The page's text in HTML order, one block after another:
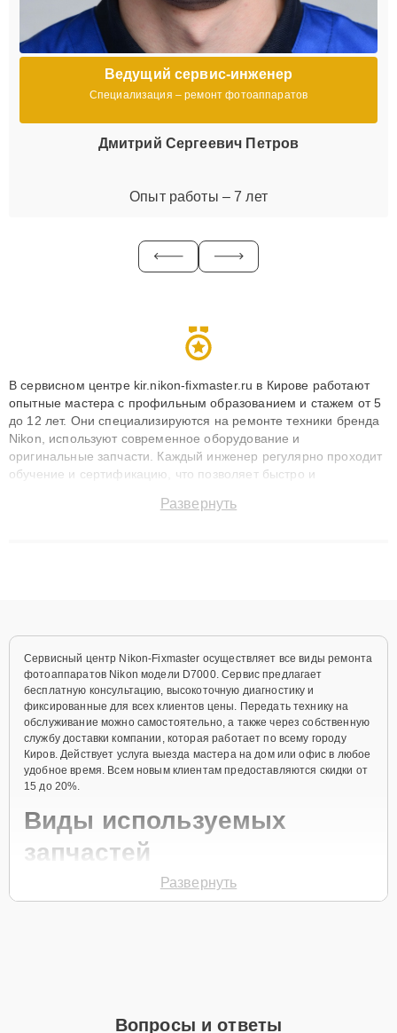
Ведущий сервис-инженер
Специализация – ремонт фотоаппаратов
Дмитрий Сергеевич Петров
Опыт работы – 7 лет
В сервисном центре kir.nikon-fixmaster.ru в Кирове работают
опытные мастера с профильным образованием и стажем от 5
до 12 лет. Они специализируются на ремонте техники бренда
Nikon, используют современное оборудование и
оригинальные запчасти. Каждый инженер регулярно проходит
обучение и сертификацию, что позволяет быстро и
сохранением гарантии до 3 лет. Наши мастера решают
Развернуть
Сервисный центр Nikon-Fixmaster осуществляет все виды ремонта
фотоаппаратов Nikon модели D7000. Сервис предлагает
бесплатную консультацию, высокоточную диагностику и
фиксированные для всех клиентов цены. Передать технику на
обслуживание можно самостоятельно, а также через собственную
службу доставки компании, которая работает по всему городу
Киров. Действует услуга выезда мастера на дом или офис в любое
удобное время. Всем новым клиентам предоставляются скидки от
15 до 20%.
Виды используемых
запчастей
Для ремонта фотоаппарата модели D7000 предлагаются как
активное использование устройства дольше
Развернуть
Вопросы и ответы